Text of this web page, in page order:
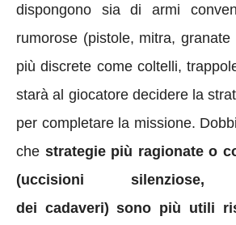
dispongono sia di armi
rumorose (pistole, mitra,
più discrete come coltelli,
starà al giocatore decidere la
per completare la missione.
che strategie più ragionate o
(uccisioni silenziose,
dei cadaveri) sono più utili